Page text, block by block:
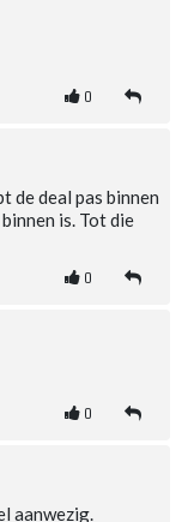
0
de deal pas binnen
is. Tot die
0
0
aanwezig.